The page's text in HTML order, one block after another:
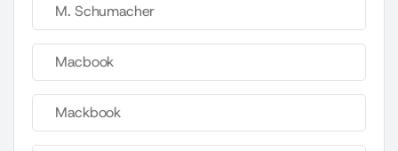
M. Schumacher
Macbook
Mackbook